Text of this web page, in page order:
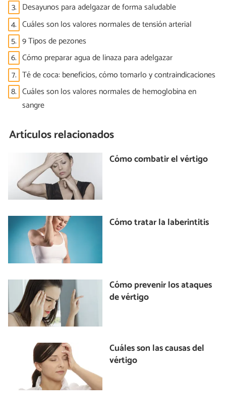
3. Desayunos para adelgazar de forma saludable
4. Cuáles son los valores normales de tensión arterial
5. 9 Tipos de pezones
6. Cómo preparar agua de linaza para adelgazar
7. Té de coca: beneficios, cómo tomarlo y contraindicaciones
8. Cuáles son los valores normales de hemoglobina en
sangre
Artículos relacionados
Cómo combatir el vértigo
Cómo tratar la laberintitis
Cómo prevenir los ataques
de vértigo
Cuáles son las causas del
vértigo